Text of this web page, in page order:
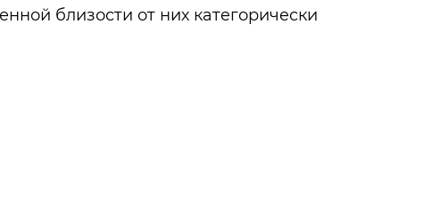
близости от них категорически